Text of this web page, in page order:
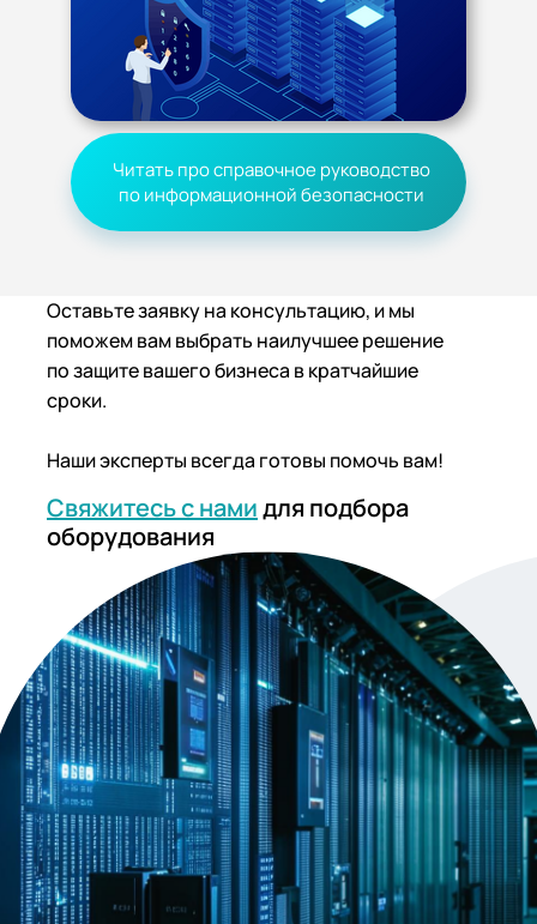
Читать про справочное руководство
по информационной безопасности
Оставьте заявку на консультацию, и мы
поможем вам выбрать наилучшее решение
по защите вашего бизнеса в кратчайшие
сроки.
Наши эксперты всегда готовы помочь вам!
Свяжитесь с намидля подбора
оборудования